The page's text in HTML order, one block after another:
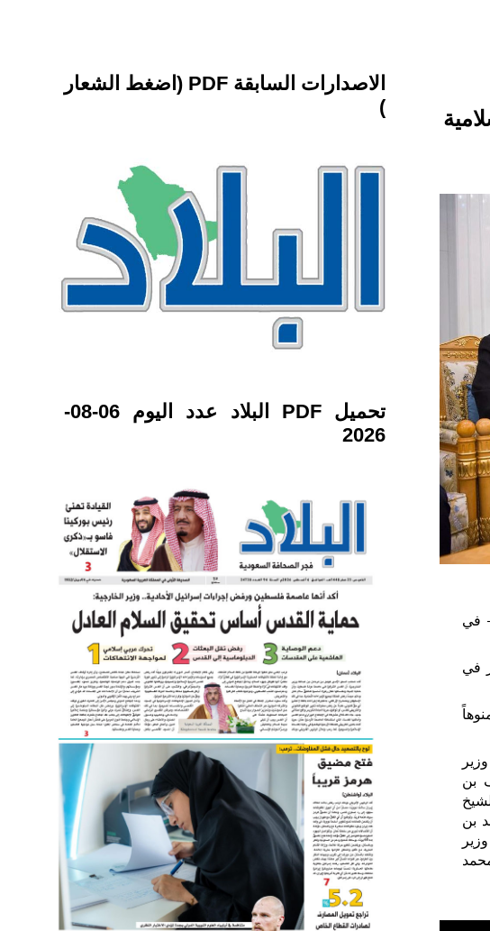
في
في
بن
بن
الاصدارات السابقة PDF (اضغط الشعار
)
تحميل PDF البلاد عدد اليوم 06-08-
2026